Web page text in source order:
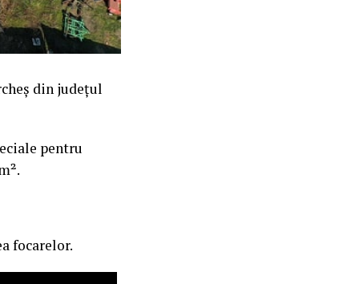
din județul
pentru
focarelor.